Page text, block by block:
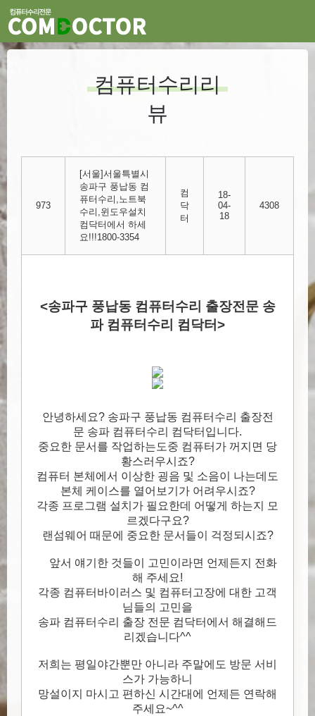
컴퓨터수리리
뷰
973
[서울]서울특별시
송파구 풍납동 컴
퓨터수리,노트북
수리,윈도우설치
컴닥터에서 하세
요!!!1800-3354
컴
닥
터
18-
04-
18
4308
<송파구 풍납동 컴퓨터수리 출장전문 송
파 컴퓨터수리 컴닥터>
안녕하세요? 송파구 풍납동 컴퓨터수리 출장전
문 송파 컴퓨터수리 컴닥터입니다.
중요한 문서를 작업하는도중 컴퓨터가 꺼지면 당
황스러우시죠?
컴퓨터 본체에서 이상한 굉음 및 소음이 나는데도
본체 케이스를 열어보기가 어려우시죠?
각종 프로그램 설치가 필요한데 어떻게 하는지 모
르겠다구요?
랜섬웨어 때문에 중요한 문서들이 걱정되시죠?
앞서 얘기한 것들이 고민이라면 언제든지 전화
해 주세요!
각종 컴퓨터바이러스 및 컴퓨터고장에 대한 고객
님들의 고민을
송파 컴퓨터수리 출장 전문 컴닥터에서 해결해드
리겠습니다^^
저희는 평일야간뿐만 아니라 주말에도 방문 서비
스가 가능하니
망설이지 마시고 편하신 시간대에 언제든 연락해
주세요~^^